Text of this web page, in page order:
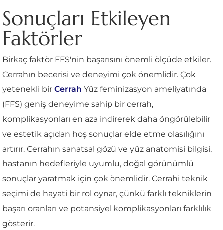
Sonuçları Etkileyen
Faktörler
Birkaç faktör FFS'nin başarısını önemli ölçüde etkiler.
Cerrahın becerisi ve deneyimi çok önemlidir. Çok
yetenekli bir Cerrah Yüz feminizasyon ameliyatında
(FFS) geniş deneyime sahip bir cerrah,
komplikasyonları en aza indirerek daha öngörülebilir
ve estetik açıdan hoş sonuçlar elde etme olasılığını
artırır. Cerrahın sanatsal gözü ve yüz anatomisi bilgisi,
hastanın hedefleriyle uyumlu, doğal görünümlü
sonuçlar yaratmak için çok önemlidir. Cerrahi teknik
seçimi de hayati bir rol oynar, çünkü farklı tekniklerin
başarı oranları ve potansiyel komplikasyonları farklılık
gösterir.